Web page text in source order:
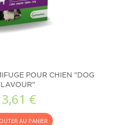
POUR CHIEN "DOG
€
AU PANIER